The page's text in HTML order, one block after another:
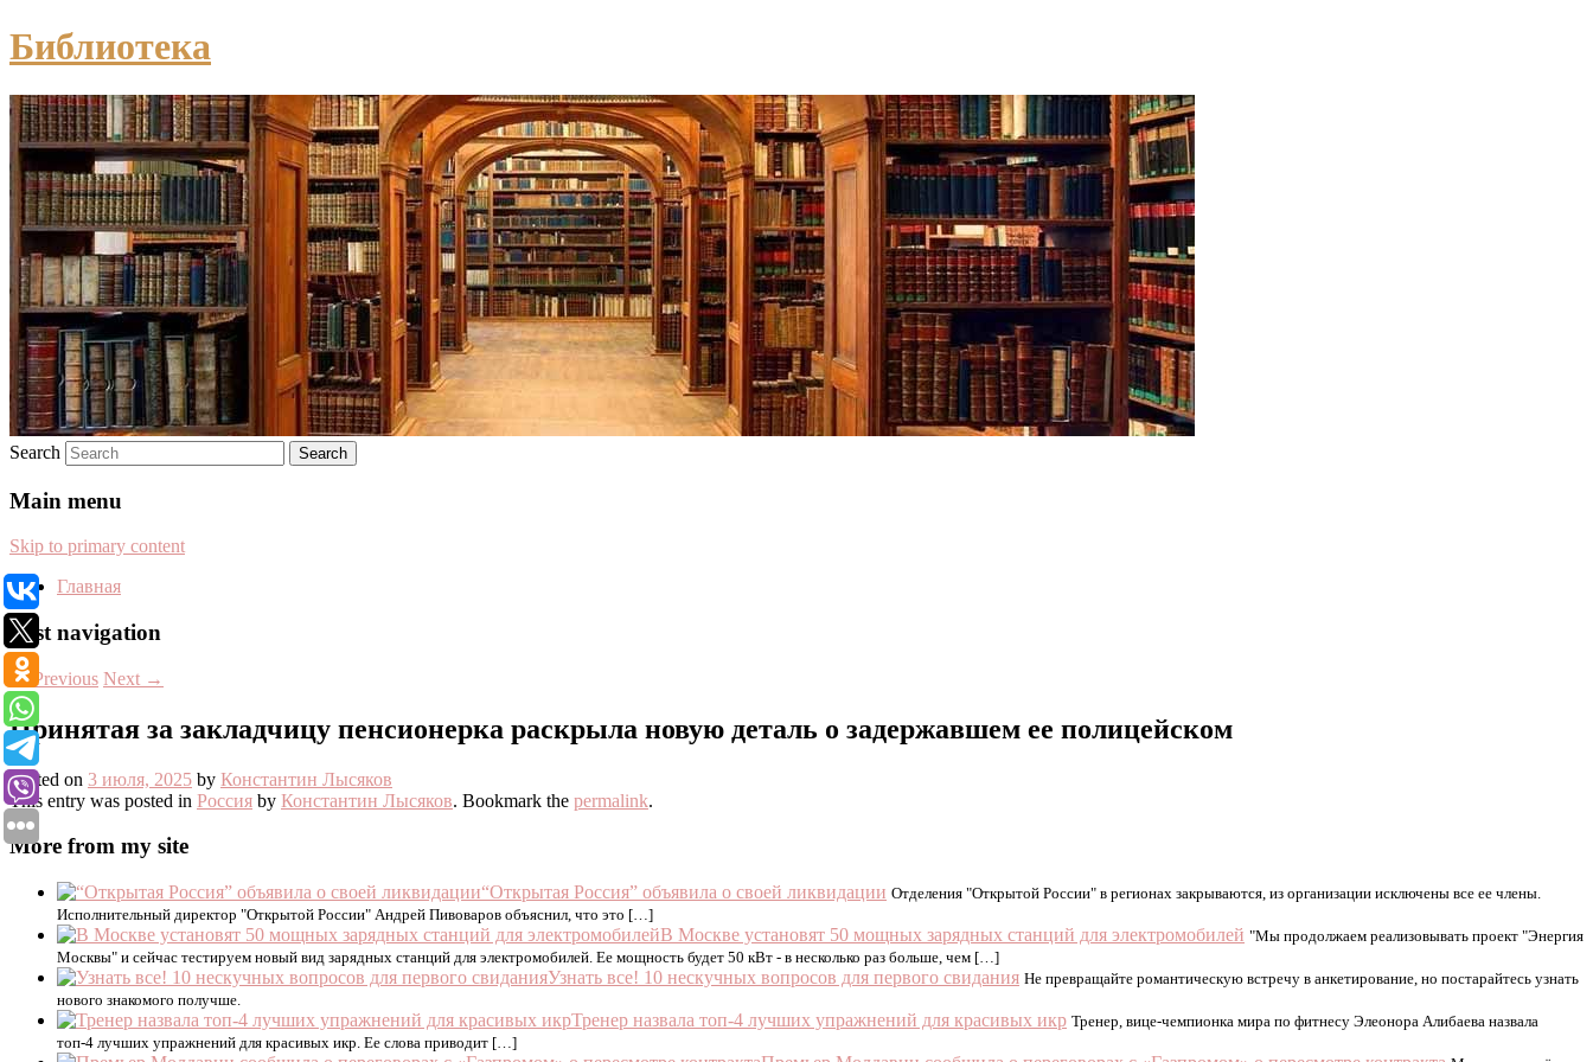
Библиотека
Search
Main menu
Skip to primary content
Главная
Post navigation
←Previous Next →
Принятая за закладчицу пенсионерка раскрыла новую деталь о задержавшем ее полицейском
Posted on 3 июля, 2025 by Константин Лысяков
This entry was posted in Россия by Константин Лысяков. Bookmark the permalink.
More from my site
“Открытая Россия” объявила о своей ликвидации Отделения "Открытой России" в регионах закрываются, из организации исключены все ее члены.
Исполнительный директор "Открытой России" Андрей Пивоваров объяснил, что это […]
В Москве установят 50 мощных зарядных станций для электромобилей "Мы продолжаем реализовывать проект "Энергия
Москвы" и сейчас тестируем новый вид зарядных станций для электромобилей. Ее мощность будет 50 кВт - в несколько раз больше, чем […]
Узнать все! 10 нескучных вопросов для первого свидания Не превращайте романтическую встречу в анкетирование, но постарайтесь узнать
нового знакомого получше.
Тренер назвала топ-4 лучших упражнений для красивых икр Тренер, вице-чемпионка мира по фитнесу Элеонора Алибаева назвала
топ-4 лучших упражнений для красивых икр. Ее слова приводит […]